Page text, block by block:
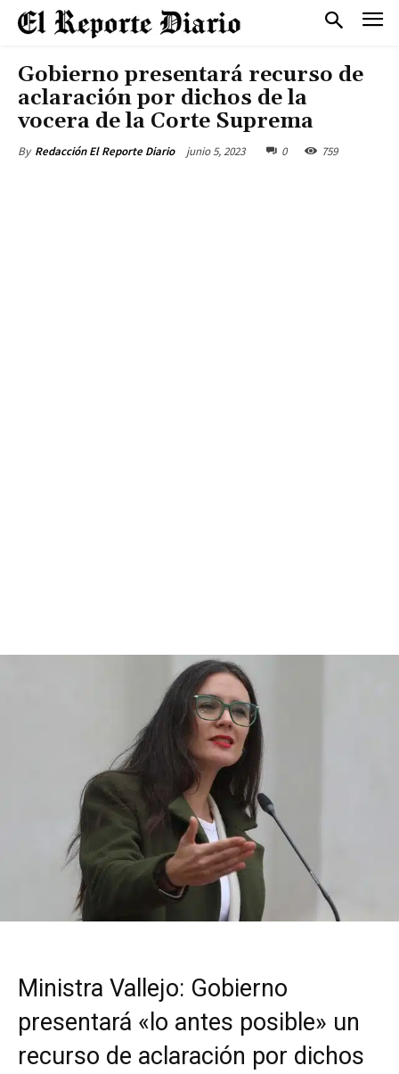
Gobierno presentará recurso de
aclaración por dichos de la
vocera de la Corte Suprema
By Redacción El Reporte Diario junio 5, 2023 0 759
Ministra Vallejo: Gobierno
presentará «lo antes posible» un
recurso de aclaración por dichos